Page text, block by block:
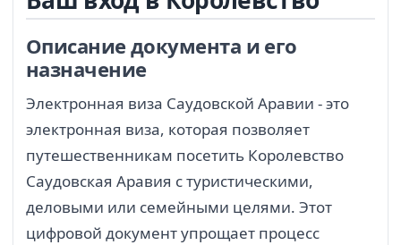
Описание документа и его
назначение
Электронная виза Саудовской Аравии - это
электронная виза, которая позволяет
путешественникам посетить Королевство
Саудовская Аравия с туристическими,
деловыми или семейными целями. Этот
цифровой документ упрощает процесс